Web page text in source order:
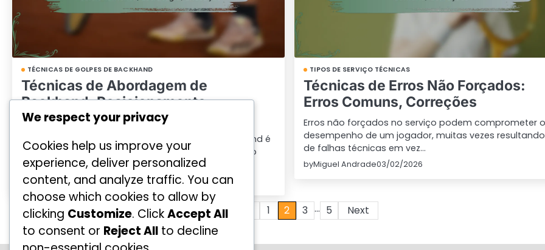
TÉCNICAS DE GOLPES DE BACKHAND
Técnicas de Abordagem de
Backhand: Posicionamento,
Estratégia, Execução
Dominar as técnicas de abordagem com o backhand é
essencial para melhorar o seu desempenho geral no
ténis. Os elementos-chave…
byMiguel Andrade 04/02/2026
TIPOS DE SERVIÇO TÉCNICAS
Técnicas de Erros Não Forçados:
Erros Comuns, Correções
Erros não forçados no serviço podem comprometer
desempenho de um jogador, muitas vezes resultando
de falhas técnicas em vez…
byMiguel Andrade03/02/2026
Posts
pagination
Previous 1 2 3 … 5 Next
We respect your privacy
Cookies help us improve your
experience, deliver personalized
content, and analyze traffic. You can
choose which cookies to allow by
clicking Customize. ClickAccept All
to consent or Reject All to decline